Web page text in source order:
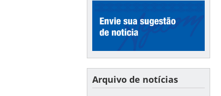
Arquivo de notícias